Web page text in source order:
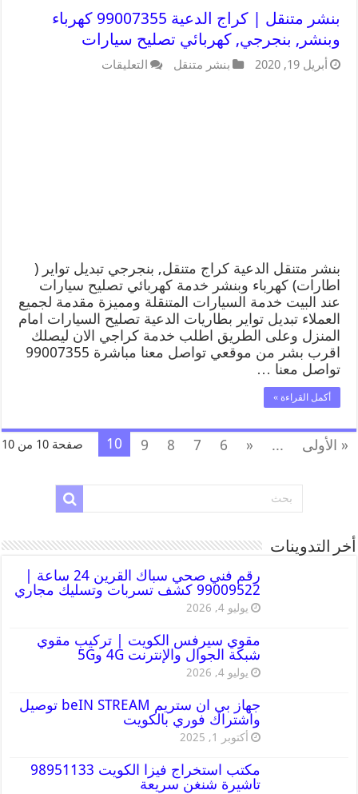
بنشر متنقل | كراج الدعية 99007355 كهرباء
وبنشر, بنجرجي, كهربائي تصليح سيارات
أبريل 19, 2020 بنشر متنقل التعليقات
بنشر متنقل الدعية كراج متنقل, بنجرجي تبديل تواير (
اطارات) كهرباء وبنشر خدمة كهربائي تصليح سيارات
عند البيت خدمة السيارات المتنقلة ومميزة مقدمة لجميع
العملاء تبديل تواير بطاريات الدعية تصليح السيارات امام
المنزل وعلى الطريق اطلب خدمة كراجي الان ليصلك
اقرب بشر من موقعي تواصل معنا مباشرة 99007355
تواصل معنا …
أكمل القراءة »
صفحة 10 من 10 « الأولى ...
«
6
7
8
9
10
أخر التدوينات
رقم فني صحي سباك القرين 24 ساعة |
99009522 كشف تسربات وتسليك مجاري
يوليو 4, 2026
مقوي سيرفس الكويت | تركيب مقوي
شبكة الجوال والإنترنت 4G و5G
يوليو 4, 2026
جهاز بي ان ستريم beIN STREAM توصيل
واشتراك فوري بالكويت
أكتوبر 1, 2025
مكتب استخراج فيزا الكويت 98951133
تاشيرة شنغن سريعة